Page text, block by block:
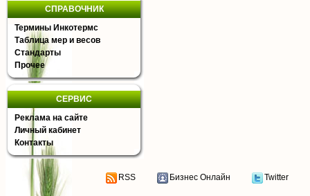
СПРАВОЧНИК
Термины Инкотермс
Таблица мер и весов
Стандарты
Прочее
СЕРВИС
Реклама на сайте
Личный кабинет
Контакты
RSS Бизнес Онлайн Twitter